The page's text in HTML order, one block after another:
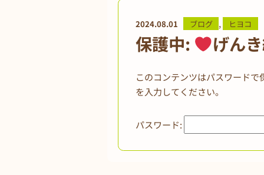
2024.08.01 ブログ , ヒヨコ
保護中: げん
このコンテンツはパスワード
を入力してください。
パスワード: